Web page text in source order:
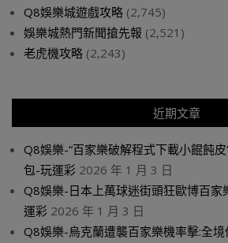
Q8娛樂城遊戲攻略 (2,745)
娛樂城熱門新聞搶先報 (2,521)
老虎機攻略 (2,243)
近期文章
Q8娛樂-“百家樂破解程式下載小餛飩
包-玩運彩 2026 年 1 月 3 日
Q8娛樂-日本上萬球迷街頭狂歐博百家
運彩 2026 年 1 月 3 日
Q8娛樂-烏克蘭遭襲百家樂機率擊:全